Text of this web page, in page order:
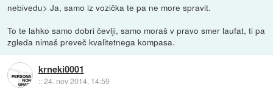
nebivedu> Ja, samo iz vozička te pa ne more spravit.
To te lahko samo dobri čevlji, samo moraš v pravo smer laufat, ti pa
zgleda nimaš preveč kvalitetnega kompasa.
krneki0001
::24. nov 2014, 14:59